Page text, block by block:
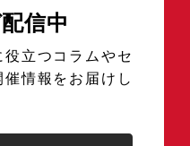
信中
立つコラムやセ
催情報をお届けし